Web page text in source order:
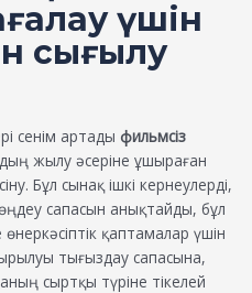
үшін
сығылу
сенім артады фильмсіз
жылу әсеріне ұшыраған
Бұл сынақ ішкі кернеулерді,
сапасын анықтайды, бұл
қаптамалар үшін
тығыздау сапасына,
сыртқы түріне тікелей